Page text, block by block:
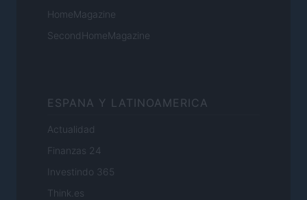
HomeMagazine
SecondHomeMagazine
ESPANA Y LATINOAMERICA
Actualidad
Finanzas 24
Investindo 365
Think.es